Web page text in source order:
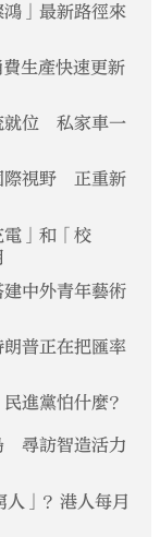
」最新路徑來
生產快速更新
就位 私家車一
際視野 正重新
」和「校
中外青年藝術
普正在把匯率
進黨怕什麼？
尋訪智造活力
人」？港人每月